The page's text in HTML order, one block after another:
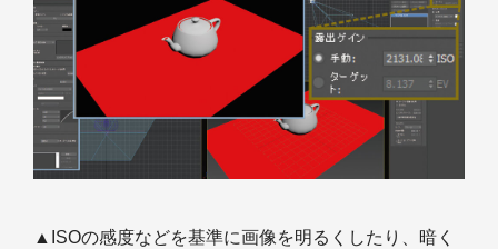
▲ISOの感度などを基準に画像を明るくしたり、暗く